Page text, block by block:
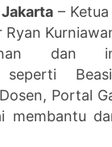
– Ketua
Ryan
dan
seperti
Portal
membantu